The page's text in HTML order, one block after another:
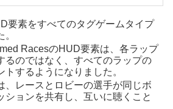
要素をすべてのタグゲームタイプ
RacesのHUD要素は、各ラップ
るのではなく、すべてのラップの
トするようになりました。
、レースとロビーの選手が同じボ
ションを共有し、互いに聴くこと